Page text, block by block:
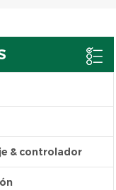
& controlador